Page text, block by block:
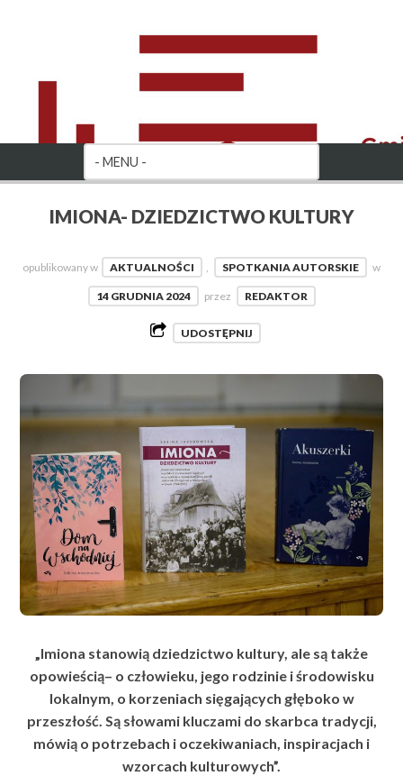
IMIONA- DZIEDZICTWO KULTURY
opublikowany w AKTUALNOŚCI , SPOTKANIA AUTORSKIE w
14 GRUDNIA 2024 przez REDAKTOR
UDOSTĘPNIJ
„Imiona stanowią dziedzictwo kultury, ale są także
opowieścią– o człowieku, jego rodzinie i środowisku
lokalnym, o korzeniach sięgających głęboko w
przeszłość. Są słowami kluczami do skarbca tradycji,
mówią o potrzebach i oczekiwaniach, inspiracjach i
wzorcach kulturowych”.